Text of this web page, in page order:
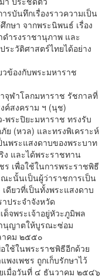
รบันทึกเรื่องราวความเป็น
ษา จากพระนิพนธ์ เรื่อง
ดำรงราชานุภาพ และ
ะวัติศาสตร์ไทยได้อย่าง
ข้องกับพระมหาราช
จุฬาโลกมหาราช รัชกาลที่
ค์สงคราม ฯ (นุช)
-พระปิยะมหาราช ทรงรับ
ย (หวล) และทรงพิเคราะห์
พระแสงดาบของพระบาท
ง และได้พระราชทาน
เพื่อใช้ในการพระราชพิธี
ะนั้นเป็นผู้ว่าราชการเป็น
ดียวที่เป็นทั้งพระแสงดาบ
ประจำจังหวัด
จพระเจ้าอยู่หัวะภูมิพล
นุญาตให้บูรณะซ่อม
าคม ๒๕๕๐
ใช้ในพระราชพิธีอีกด้วย
งเพชร ถูกเก็บรักษาไว้
เมื่อวันที่ ๔ ธันวาคม ๒๕๔๖